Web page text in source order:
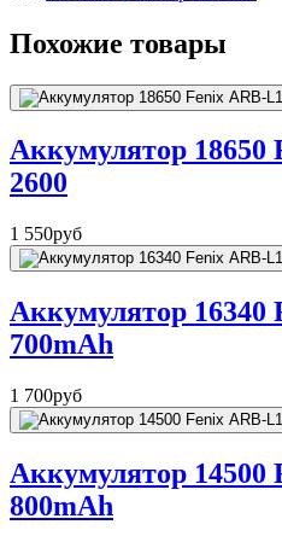
Похожие товары
Аккумулятор 18650
2600
1 550руб
Аккумулятор 16340
700mAh
1 700руб
Аккумулятор 14500
800mAh